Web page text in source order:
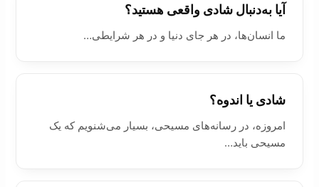
آیا به‌دنبال شادی واقعی هستید؟
ما انسان‌ها، در هر جای دنیا و در هر شرایطی…
شادی یا اندوه؟
امروزه، در رسانه‌های مسیحی، بسیار می‌شنویم که یک
مسیحی باید…